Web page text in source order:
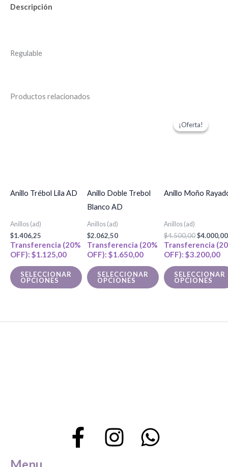
Descripción
Regulable
Productos relacionados
Anillo Trébol Lila AD
Anillos (ad)
$1.406,25
Transferencia (20%
OFF): $1.125,00
SELECCIONAR
OPCIONES
opciones
se
pueden
elegir
en
página
Anillo Doble Trebol
Blanco AD
Anillos (ad)
$2.062,50
Transferencia (20%
OFF): $1.650,00
SELECCIONAR
OPCIONES
producto
opciones
pueden
elegir
en
página
¡Oferta!
¡Oferta!
Anillo Moño
Anillos (ad)
$4.500,00
precio
original
$4.000,00
Transferencia
OFF): $3.200,00
SELECCIONAR
OPCIONES